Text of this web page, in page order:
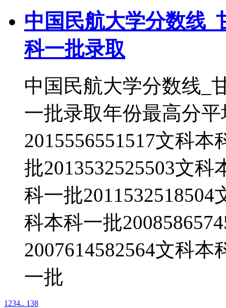
中国民航大学分数线_
科一批录取
中国民航大学分数线_
一批录取年份最高分
2015556551517文科
批2013532525503文科
科一批2011532518504
科本科一批
2007614582564文科本
一批
1 234.. 138